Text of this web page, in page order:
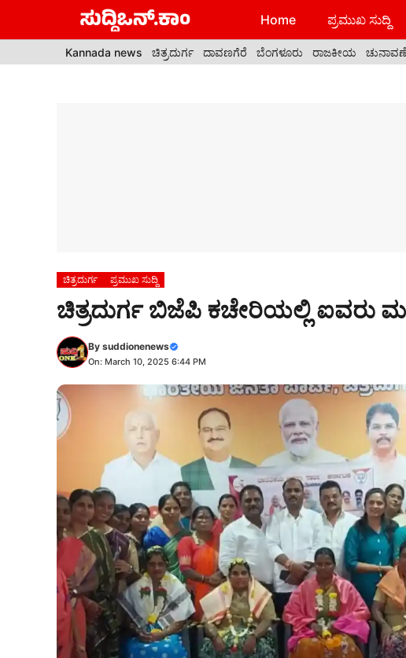
Home ಪ್ರಮುಖ ಸುದ್ದಿ
Kannada news ಚಿತ್ರದುರ್ಗ ದಾವಣಗೆರೆ ಬೆಂಗಳೂರು ರಾಜಕೀಯ ಚುನಾವಣೆ
ಚಿತ್ರದುರ್ಗ ಪ್ರಮುಖ ಸುದ್ದಿ
ಚಿತ್ರದುರ್ಗ ಬಿಜೆಪಿ ಕಚೇರಿಯಲ್ಲಿ ಐವರು
By suddionenews
On: March 10, 2025 6:44 PM